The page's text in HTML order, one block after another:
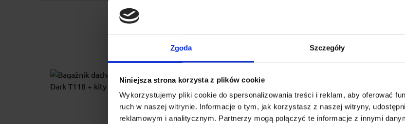
Zgoda Szczegóły
Niniejsza strona korzysta z plików cookie
Wykorzystujemy pliki cookie do spersonalizowania treści i reklam, aby oferować
ruch w naszej witrynie. Informacje o tym, jak korzystasz z naszej witryny,
reklamowym i analitycznym. Partnerzy mogą połączyć te informacje z innymi